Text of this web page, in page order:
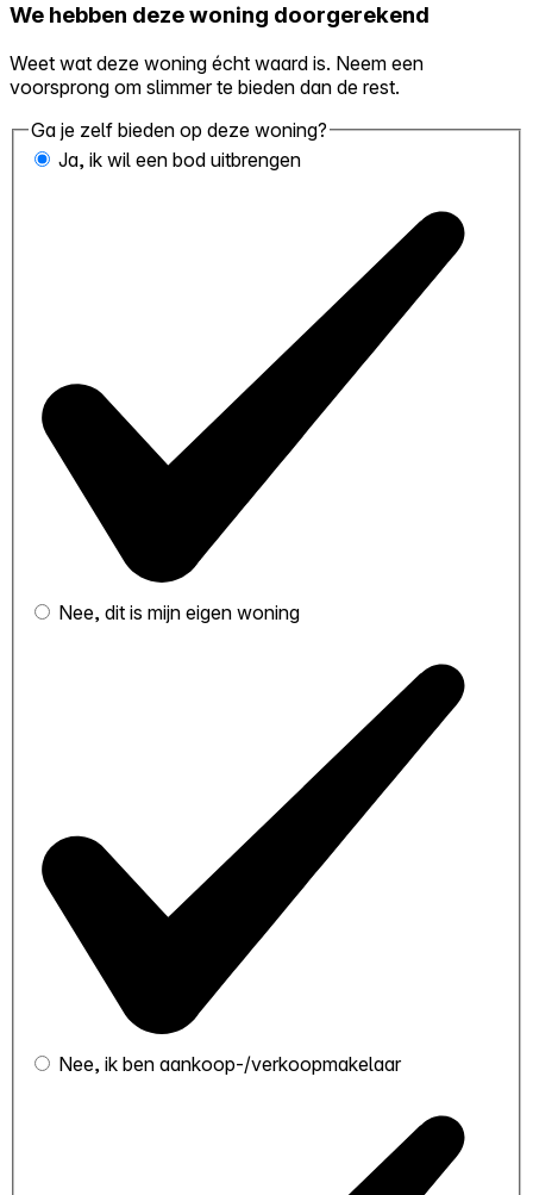
We hebben deze woning doorgerekend
Weet wat deze woning écht waard is. Neem een
voorsprong om slimmer te bieden dan de rest.
Ga je zelf bieden op deze woning?
Ja, ik wil een bod uitbrengen
Nee, dit is mijn eigen woning
Nee, ik ben aankoop-/verkoopmakelaar